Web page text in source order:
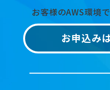
お客様のAWS環境
お申込み